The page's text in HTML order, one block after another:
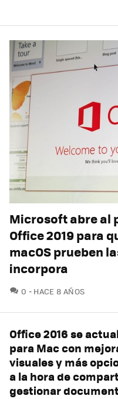
Microsoft abre al
Office 2019 para
macOS prueben
incorpora
0 COMENTARIOS
HACE 8 AÑOS
Office 2016 se
para Mac con
visuales y más
a la hora de
gestionar